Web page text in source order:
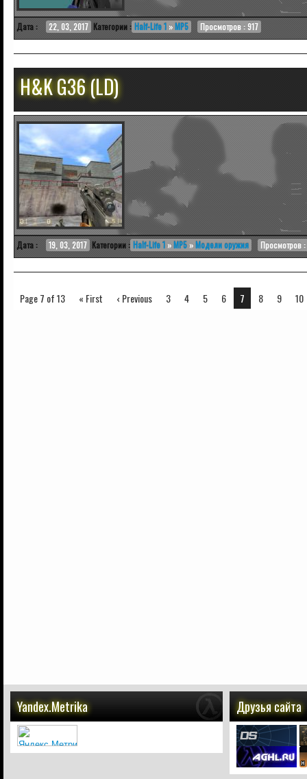
Дата : 22, 03, 2017 Категории : Half-Life 1 »MP5 Просмотров : 917
H&K G36 (LD)
Дата : 19, 03, 2017 Категории : Half-Life 1 »MP5 »Модели оружия Просмотров
Page 7 of 13 « First ‹ Previous 3 4 5 6 7 8 9 10
Yandex.Metrika Друзья сайта